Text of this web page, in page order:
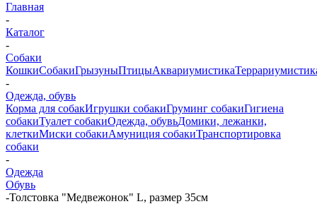
Главная
-
Каталог
-
Собаки
КошкиСобакиГрызуныПтицыАквариумистика
-
Одежда, обувь
Корма для собакИгрушки собакиГруминг собакиГигиена
собакиТуалет собакиОдежда, обувьДомики, лежанки,
клеткиМиски собакиАмуниция собакиТранспортировка
собаки
-
Одежда
Обувь
-Толстовка "Медвежонок" L, размер 35см